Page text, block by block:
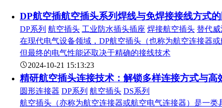
DP航空插航空插头系列焊线与免焊接接线方式
DP系列 航空插头 工业防水插头插座 焊接航空插头 替代威
在现代电气设备领域，DP航空插头（也称为航空连接器
但最终的电气性能还取决于精确的接线技术
2024-10-21 15:13:23
精研航空插头连接技术：解锁多样连接方式与高
圆形连接器 DP系列 航空插头 DS系列
航空插头（亦称为航空连接器或航空电气连接器）是一